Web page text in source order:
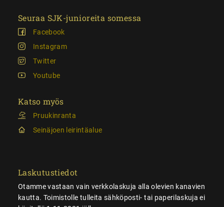
Seuraa SJK-junioreita somessa
Facebook
Instagram
Twitter
Youtube
Katso myös
Pruukinranta
Seinäjoen leirintäalue
Laskutustiedot
Otamme vastaan vain verkkolaskuja alla olevien kanavien
kautta. Toimistolle tulleita sähköposti- tai paperilaskuja ei